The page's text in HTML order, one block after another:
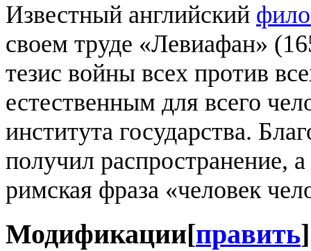
Известный английский
своем труде «Левиафан»
тезис войны всех против
естественным для всего
института государства.
получил распространение, а
римская фраза «человек
Модификации[править]